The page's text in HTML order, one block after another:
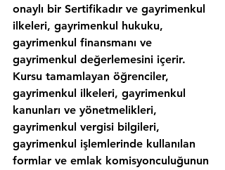
onaylı bir Sertifikadır ve gayrimenkul
ilkeleri, gayrimenkul hukuku,
gayrimenkul finansmanı ve
gayrimenkul değerlemesini içerir.
Kursu tamamlayan öğrenciler,
gayrimenkul ilkeleri, gayrimenkul
kanunları ve yönetmelikleri,
gayrimenkul vergisi bilgileri,
gayrimenkul işlemlerinde kullanılan
formlar ve emlak komisyonculuğunun